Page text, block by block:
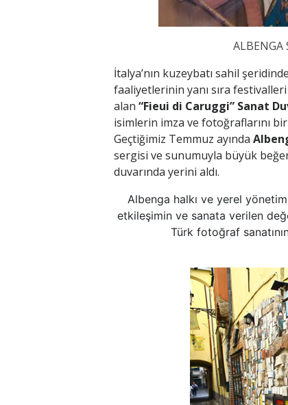
ALBENGA
İtalya’nın kuzeybatı sahil
faaliyetlerinin yanı sıra
alan “Fieui di Caruggi” Sanat
isimlerin imza ve fotoğraflarını
Geçtiğimiz Temmuz ayında
sergisi ve sunumuyla büyük
duvarında yerini aldı.
Albenga halkı ve yerel
etkileşimin ve sanata verilen
Türk fotoğraf